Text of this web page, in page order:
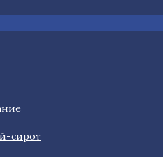
сирот